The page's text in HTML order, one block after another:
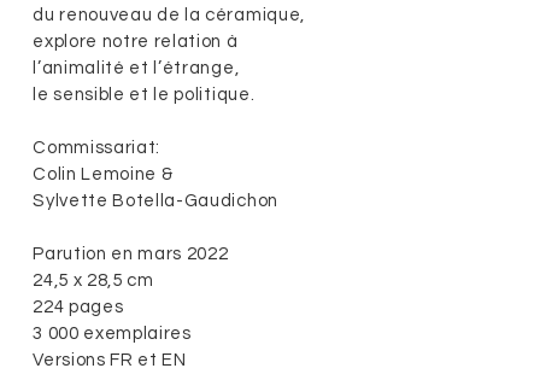
du renouveau de la céramique,
explore notre relation à
l’animalité et l’étrange,
le sensible et le politique.
Commissariat:
Colin Lemoine &
Sylvette Botella-Gaudichon
Parution en mars 2022
24,5 x 28,5 cm
224 pages
3 000 exemplaires
Versions FR et EN